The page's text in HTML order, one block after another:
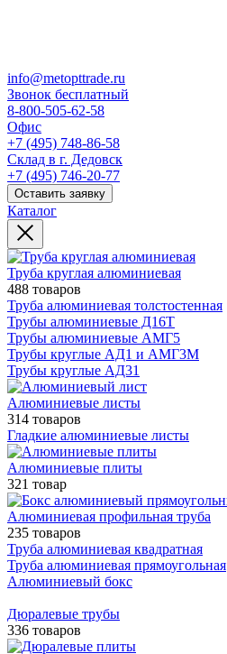
info@metopttrade.ru
Звонок бесплатный
8-800-505-62-58
Офис
+7 (495) 748-86-58
Склад в г. Дедовск
+7 (495) 746-20-77
Оставить заявку
Каталог
Труба круглая алюминиевая
488 товаров
Труба алюминиевая толстостенная
Трубы алюминиевые Д16Т
Трубы алюминиевые АМГ5
Трубы круглые АД1 и АМГ3М
Трубы круглые АД31
Алюминиевые листы
314 товаров
Гладкие алюминиевые листы
Алюминиевые плиты
321 товар
Алюминиевая профильная труба
235 товаров
Труба алюминиевая квадратная
Труба алюминиевая прямоугольная
Алюминиевый бокс
Дюралевые трубы
336 товаров